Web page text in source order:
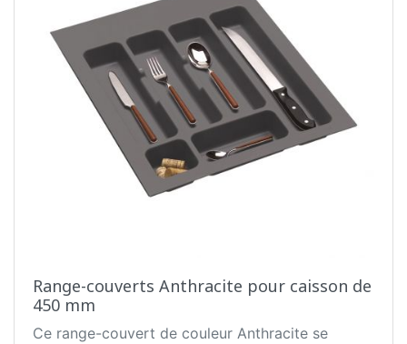
Range-couverts Anthracite pour caisson de
450 mm
Ce range-couvert de couleur Anthracite se